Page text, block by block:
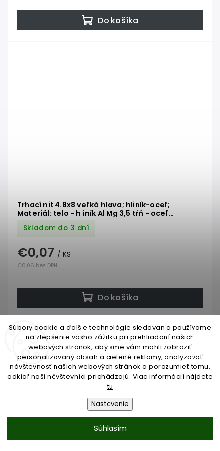
Súbory cookie a ďalšie technológie sledovania používame
na zlepšenie vášho zážitku pri prehliadaní našich
webových stránok, aby sme vám mohli zobraziť
personalizovaný obsah a cielené reklamy, analyzovať
návštevnosť našich webových stránok a porozumieť tomu,
odkiaľ naši návštevníci prichádzajú. Viac informácií nájdete
tu
Nastavenie
Súhlasím
Do košíka
Trhací nit 4.8x8 veľká hlava; hliník-oceľ;
Materiál: telo - hliník Al Mg 3,5 tŕň - oceľ
pozinkovaná DIN 7337 AL/ST
Skladom do 3 dní
€0,06 bez DPH
€0,07 / KS
Do košíka